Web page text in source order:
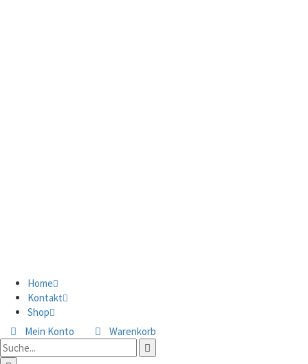
Home
Kontakt
Shop
Mein Konto
Warenkorb